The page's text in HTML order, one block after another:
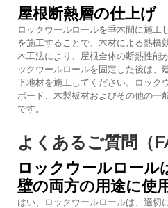
屋根断熱層の仕上げ
ロックウールロールを垂木間に施工
を施工することで、木材による熱橋
木工法により、屋根全体の断熱性能
ックウールロールを固定した後は、
下地材を施工してください。ロック
ボード、木製板材およびその他の一
です。
よくあるご質問（
ロックウールロール
壁の両方の用途に使
はい、ロックウールロールは、適切